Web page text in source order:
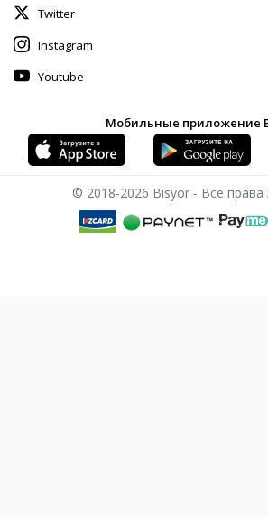
Twitter
Instagram
Youtube
Мобильные приложение
© 2018-2026 Bisyor - Все